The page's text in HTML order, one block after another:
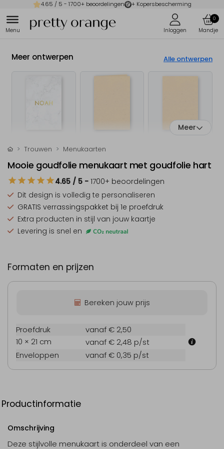
4.65 / 5 - 1700+ beoordelingen + Kopersbescherming
0
Meer ontwerpen Alle ontwerpen
Meer
Trouwen Menukaarten
Mooie goudfolie menukaart met goudfolie hart
4.65 / 5 - 1700+ beoordelingen
Dit design is volledig te personaliseren
GRATIS verrassingspakket bij 1e proefdruk
Extra producten in stijl van jouw kaartje
Levering is snel en
Formaten en prijzen
Bereken jouw prijs
Proefdruk
vanaf € 2,50
10 × 21 cm
vanaf € 2,48 p/st
Enveloppen
vanaf € 0,35 p/st
Productinformatie
Omschrijving
Deze stijlvolle menukaart is onderdeel van een